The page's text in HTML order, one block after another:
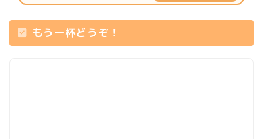
もう一杯どうぞ！